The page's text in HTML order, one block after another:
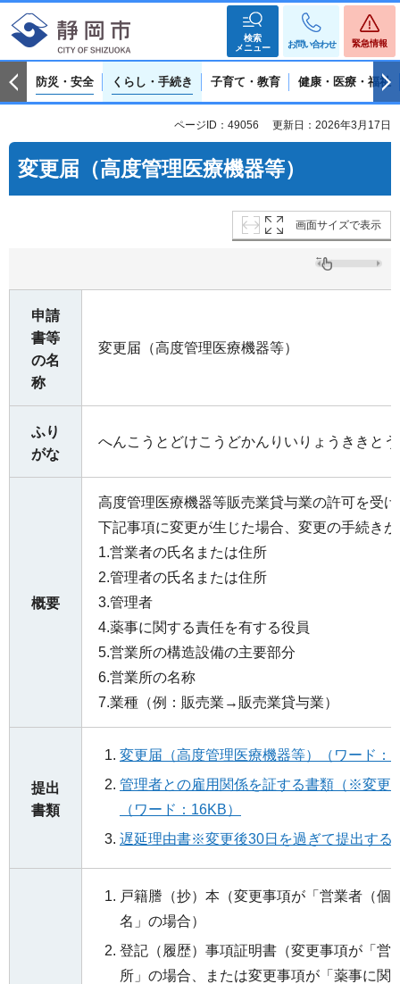
検索
メニュー
お問い合わせ 緊急情報
防災・安全 くらし・手続き 子育て・教育 健康・医療・福祉
ページID：49056 更新日：2026年3月17日
変更届（高度管理医療機器等）
画面サイズで表示
申請
書等
の名
称
変更届（高度管理医療機器等）
ふり
がな
へんこうとどけこうどかんりいりょうききとう
概要
高度管理医療機器等販売業貸与業の許可を受
下記事項に変更が生じた場合、変更の手続き
1.営業者の氏名または住所
2.管理者の氏名または住所
3.管理者
4.薬事に関する責任を有する役員
5.営業所の構造設備の主要部分
6.営業所の名称
7.業種（例：販売業→販売業貸与業）
提出
書類
変更届（高度管理医療機器等）（ワード：
管理者との雇用関係を証する書類（※変更
（ワード：16KB）
遅延理由書※変更後30日を過ぎて提出する
戸籍謄（抄）本（変更事項が「営業者（個
名」の場合）
登記（履歴）事項証明書（変更事項が「営
所」の場合、または変更事項が「薬事に関